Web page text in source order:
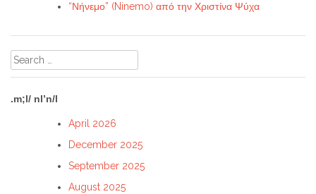
“Νήνεμο” (Ninemo) από την Χριστίνα Ψύχα
Search
for:
.m;l/ nl’n/l
April 2026
December 2025
September 2025
August 2025